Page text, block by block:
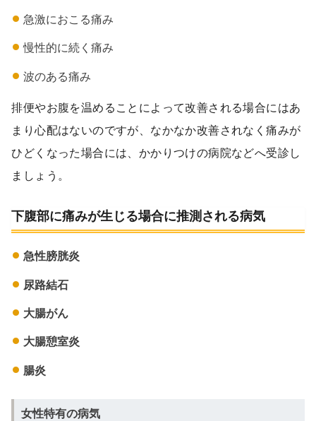
急激におこる痛み
慢性的に続く痛み
波のある痛み
排便やお腹を温めることによって改善される場合にはあ
まり心配はないのですが、なかなか改善されなく痛みが
ひどくなった場合には、かかりつけの病院などへ受診し
ましょう。
下腹部に痛みが生じる場合に推測される病気
急性膀胱炎
尿路結石
大腸がん
大腸憩室炎
腸炎
女性特有の病気